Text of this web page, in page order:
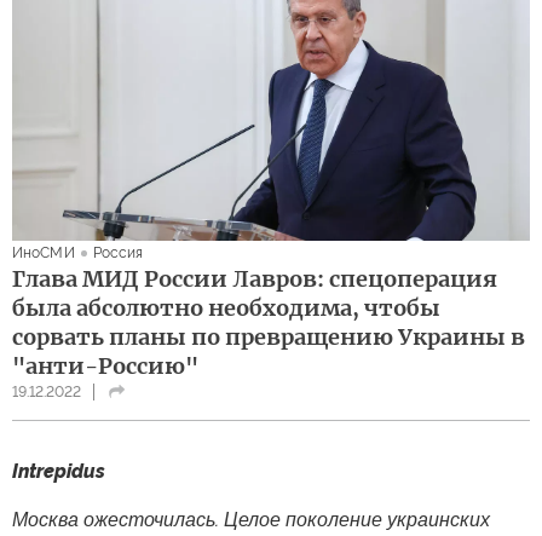
ИноСМИ Россия
Глава МИД России Лавров: спецоперация
была абсолютно необходима, чтобы
сорвать планы по превращению Украины в
"анти-Россию"
19.12.2022
Intrepidus
Москва ожесточилась. Целое поколение украинских